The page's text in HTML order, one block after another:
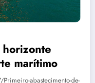
marítimo
abastecimento-de-